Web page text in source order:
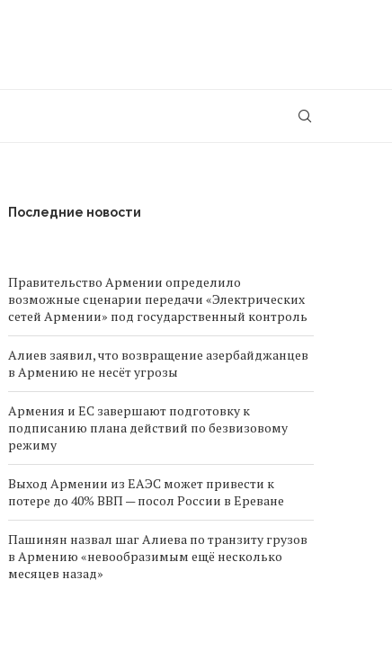
Последние новости
Правительство Армении определило
возможные сценарии передачи «Электрических
сетей Армении» под государственный контроль
Алиев заявил, что возвращение азербайджанцев
в Армению не несёт угрозы
Армения и ЕС завершают подготовку к
подписанию плана действий по безвизовому
режиму
Выход Армении из ЕАЭС может привести к
потере до 40% ВВП — посол России в Ереване
Пашинян назвал шаг Алиева по транзиту грузов
в Армению «невообразимым ещё несколько
месяцев назад»